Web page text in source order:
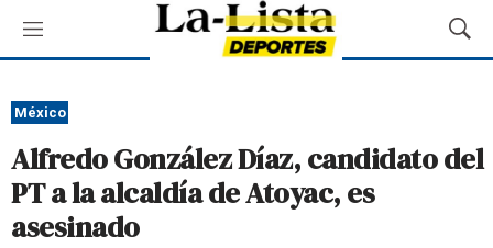
M
e
ú
M
o
a
r
México
Alfredo González Díaz, candidato del
PT a la alcaldía de Atoyac, es
asesinado